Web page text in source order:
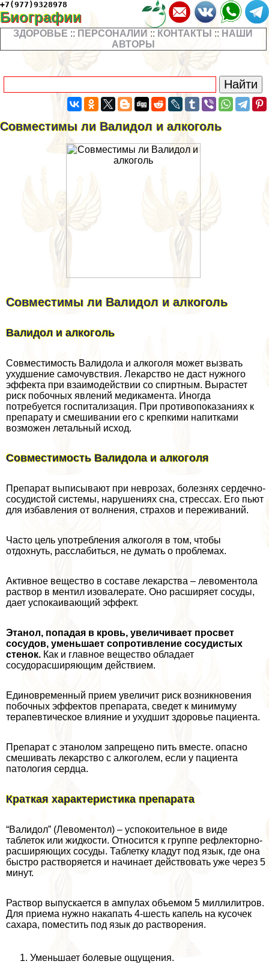
+7(977)9328978
Биографии
ЗДОРОВЬЕ :: ПЕРСОНАЛИИ :: КОНТАКТЫ :: НАШИ
АВТОРЫ
Совместимы ли Валидол и алкоголь
Совместимы ли Валидол и алкоголь
Валидол и алкоголь
Совместимость Валидола и алкоголя может вызвать
ухудшение самочувствия. Лекарство не даст нужного
эффекта при взаимодействии со спиртным. Вырастет
риск побочных явлений медикамента. Иногда
потребуется госпитализация. При противопоказаниях к
препарату и смешивании его с крепкими напитками
возможен летальный исход.
Совместимость Валидола и алкоголя
Препарат выписывают при неврозах, болезнях сердечно-
сосудистой системы, нарушениях сна, стрессах. Его пьют
для избавления от волнения, страхов и переживаний.
Часто цель употрeбления алкоголя в том, чтобы
отдохнуть, расслабиться, не думать о проблемах.
Активное вещество в составе лекарства – левоментола
раствор в ментил изовалерате. Оно расширяет сосуды,
дает успокаивающий эффект.
Этанол, попадая в кровь, увеличивает просвет
сосудов, уменьшает сопротивление сосудистых
стенок. Как и главное вещество обладает
сосудорасширяющим действием.
Единовременный прием увеличит риск возникновения
побочных эффектов препарата, сведет к минимуму
терапевтическое влияние и ухудшит здоровье пациента.
Препарат с этанолом запрещено пить вместе. опасно
смешивать лекарство с алкоголем, если у пациента
патология сердца.
Краткая хаpaктеристика препарата
“Валидол” (Левоментол) – успокоительное в виде
таблеток или жидкости. Относится к группе рефлекторно-
расширяющих сосуды. Таблетку кладут под язык, где она
быстро растворяется и начинает действовать уже через 5
минут.
Раствор выпускается в ампулах объемом 5 миллилитров.
Для приема нужно накапать 4-шесть капель на кусочек
сахара, поместить под язык до растворения.
Уменьшает болевые ощущения.